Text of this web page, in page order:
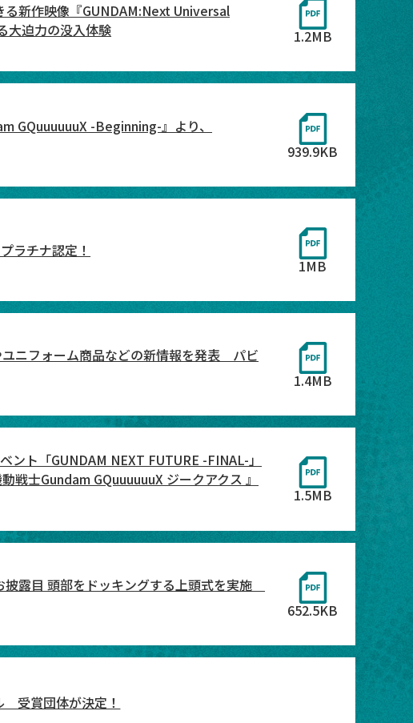
る新作映像『GUNDAM:Next Universal
大迫力の没入体験
1.2MB
GQuuuuuuX -Beginning-』より、
939.9KB
ラチナ認定！
1MB
ニフォーム商品などの新情報を発表 パビ
1.4MB
ト「GUNDAM NEXT FUTURE -FINAL-」
士Gundam GQuuuuuuX ジークアクス 』
1.5MB
露目 頭部をドッキングする上頭式を実施
652.5KB
受賞団体が決定！